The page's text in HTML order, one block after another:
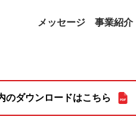
メッセージ 事業紹介
のダウンロードはこちら